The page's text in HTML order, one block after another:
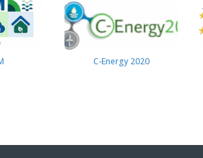
C-Energy 2020